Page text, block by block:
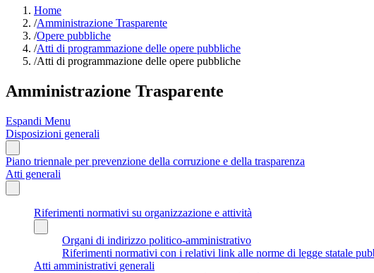
Home
/Amministrazione Trasparente
/Opere pubbliche
/Atti di programmazione delle opere pubbliche
/Atti di programmazione delle opere pubbliche
Amministrazione Trasparente
Espandi Menu
Disposizioni generali
Piano triennale per prevenzione della corruzione e della trasparenza
Atti generali
Riferimenti normativi su organizzazione e attività
Organi di indirizzo politico-amministrativo
Riferimenti normativi con i relativi link alle norme di legge statale
Atti amministrativi generali